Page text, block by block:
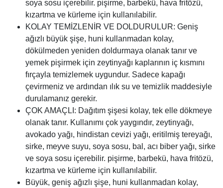
soya sosu içerebilir. pişirme, barbekü, hava fritözü,
kızartma ve kürleme için kullanılabilir.
KOLAY TEMİZLENİR VE DOLDURULUR: Geniş
ağızlı büyük şişe, huni kullanmadan kolay,
dökülmeden yeniden doldurmaya olanak tanır ve
yemek pişirmek için zeytinyağı kaplarının iç kısmını
fırçayla temizlemek uygundur. Sadece kapağı
çevirmeniz ve ardından ılık su ve temizlik maddesiyle
durulamanız gerekir.
ÇOK AMAÇLI: Dağıtım şişesi kolay, tek elle dökmeye
olanak tanır. Kullanımı çok yaygındır, zeytinyağı,
avokado yağı, hindistan cevizi yağı, eritilmiş tereyağı,
sirke, meyve suyu, soya sosu, bal, acı biber yağı, sirke
ve soya sosu içerebilir. pişirme, barbekü, hava fritözü,
kızartma ve kürleme için kullanılabilir.
Büyük, geniş ağızlı şişe, huni kullanmadan kolay,